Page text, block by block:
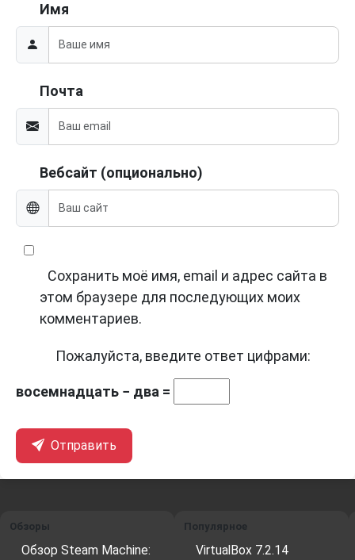
Имя
Почта
Вебсайт (опционально)
Сохранить моё имя, email и адрес сайта в
этом браузере для последующих моих
комментариев.
Пожалуйста, введите ответ цифрами:
восемнадцать − два =
Отправить
Обзоры
Обзор Steam Machine:
Популярное
VirtualBox 7.2.14